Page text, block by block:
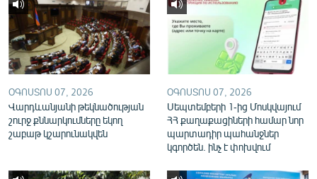
Русский
ՀԵՏԵՎԵՔ ՄԵԶ
«Ազատության» բոլոր կայքերը
ՕԳՈՍՏՈՍ 07, 2026
Վարդևանյանի թեկնածության
շուրջ քննարկումները եկող
շաբաթ կշարունակվեն
ՕԳՈՍՏՈՍ 07, 2026
Սեպտեմբերի 1-ից Մոսկվայում
ՀՀ քաղաքացիների համար նոր
պարտադիր պահանջներ
կգործեն. ինչ է փոխվում